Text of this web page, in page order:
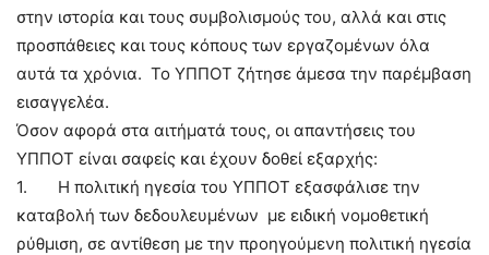
στην ιστορία και τους συμβολισμούς του, αλλά και στις
προσπάθειες και τους κόπους των εργαζομένων όλα
αυτά τα χρόνια. Το ΥΠΠΟΤ ζήτησε άμεσα την παρέμβαση
εισαγγελέα.
Όσον αφορά στα αιτήματά τους, οι απαντήσεις του
ΥΠΠΟΤ είναι σαφείς και έχουν δοθεί εξαρχής:
1. Η πολιτική ηγεσία του ΥΠΠΟΤ εξασφάλισε την
καταβολή των δεδουλευμένων με ειδική νομοθετική
ρύθμιση, σε αντίθεση με την προηγούμενη πολιτική ηγεσία